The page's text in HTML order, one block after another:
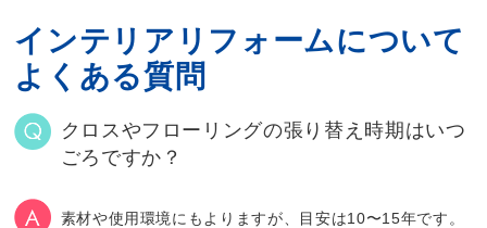
インテリアリフォームについて
よくある質問
クロスやフローリングの張り替え時期はいつ
ごろですか？
素材や使用環境にもよりますが、目安は10〜15年です。